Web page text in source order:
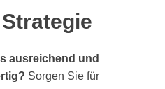
ausreichend und
Sorgen Sie für